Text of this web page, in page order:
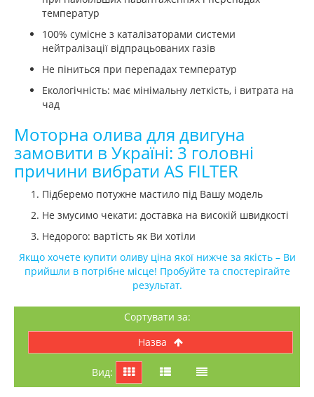
температур
100% сумісне з каталізаторами системи
нейтралізації відпрацьованих газів
Не піниться при перепадах температур
Екологічність: має мінімальну леткість, і витрата на
чад
Моторна олива для двигуна
замовити в Україні: 3 головні
причини вибрати AS FILTER
Підберемо потужне мастило під Вашу модель
Не змусимо чекати: доставка на високій швидкості
Недорого: вартість як Ви хотіли
Якщо хочете купити оливу ціна якої нижче за якість – Ви
прийшли в потрібне місце! Пробуйте та спостерігайте
результат.
Сортувати за:
назва
Вид: